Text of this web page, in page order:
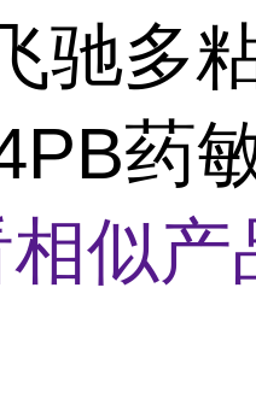
驰多
药
相似